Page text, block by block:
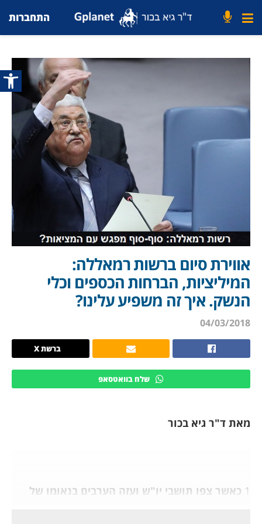
פתח
התחברות
אווירת סיום ברשות רמאללה:
המיליציות, הברחות הכספים וכלי
הנשק. איך זה משפיע עלינו?
04/03/2018
ברשת X
שלח בוואטסאפ
מאת ד"ר גיא בכור
1 כאשר צפו תושבי יו"ש ועזה הערבים בנאומו של